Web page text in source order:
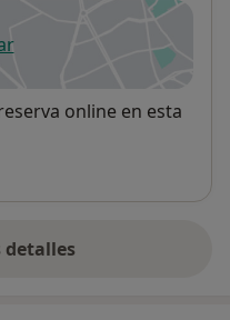
en una nueva
online en esta
detalles
la dirección